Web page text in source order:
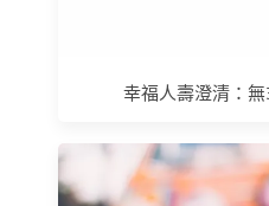
幸福人壽澄清：